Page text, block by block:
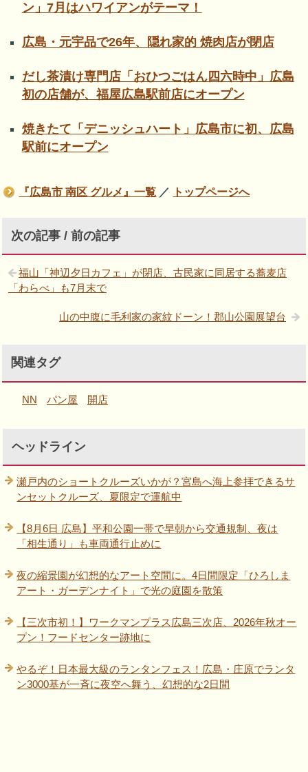
ン」7月はハワイアンがテーマ！
広島・元宇品で26年、隠れ家的 焼肉店が閉店
だし茶漬け専門店「おひつごはん四六時中」広島
初の店舗が、福屋広島駅前店にオープン
焼きたて「デニッシュハート」広島市に初、広島
駅前にオープン
『広島市 南区 グルメ』一覧 ／ トップページへ
次の記事 / 前の記事
福山「神辺夕日カフェ」が閉店、古民家に同居する蕎麦店
「わらべ」も7月末で
山の中腹に毛利家の家紋ドーン！郡山公園展望台
関連タグ
NN パン屋 開店
ヘッドライン
瀬戸内のショートクルーズいかが？宮島へ海上参拝できるサ
ンセットクルーズ、夏限定で運航中
【8月6日 広島】平和公園一帯で早朝から交通規制、夜は
「相生通り」も車両通行止めに
夜の縮景園が幻想的なアート空間に。4日間限定「ひろしま
アート・ガーデンナイト」で光の庭園を散策
【三次市初！】ワークマンプラス広島三次店、2026年秋オー
プン！フードセンター跡地に
やるぞ！日本最大級のランタンフェス！広島・庄原でランタ
ン3000基が一斉に夜空へ舞う、幻想的な2日間